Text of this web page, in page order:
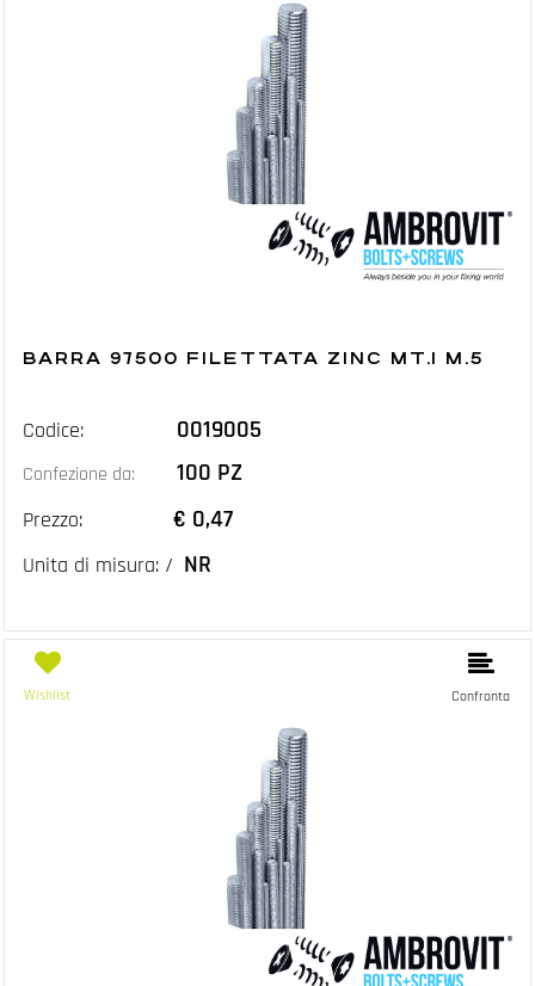
BARRA 97500 FILETTATA ZINC MT.1 M.5
Codice: 0019005
Confezione da: 100 PZ
Prezzo: € 0,47
Unita di misura: / NR
Wishlist Confronta